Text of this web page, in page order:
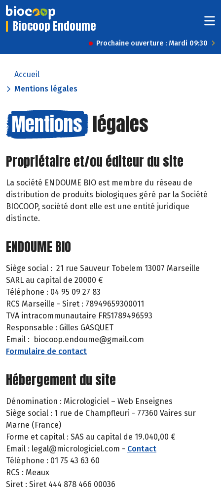
Biocoop Endoume
Prochaine ouverture : Mardi 09:30
Accueil
Mentions légales
Mentions légales
Propriétaire et/ou éditeur du site
La société ENDOUME BIO est membre du réseau de
distribution de produits biologiques géré par la Société
BIOCOOP, société dont elle est une entité juridique
distincte.
ENDOUME BIO
Siège social : 21 rue Sauveur Tobelem 13007 Marseille
SARL au capital de 20000 €
Téléphone : 04 95 09 27 83
RCS Marseille - Siret : 78949659300011
TVA intracommunautaire FR51789496593
Responsable : Gilles GASQUET
Email : biocoop.endoume@gmail.com
Formulaire de contact
Hébergement du site
Dénomination : Micrologiciel – Web Enseignes
Siège social : 1 rue de Champfleuri - 77360 Vaires sur
Marne (France)
Forme et capital : SAS au capital de 19.040,00 €
Email : legal@micrologiciel.com - Contact
Téléphone : 01 75 43 63 60
RCS : Meaux
Siret : Siret 444 878 466 00036